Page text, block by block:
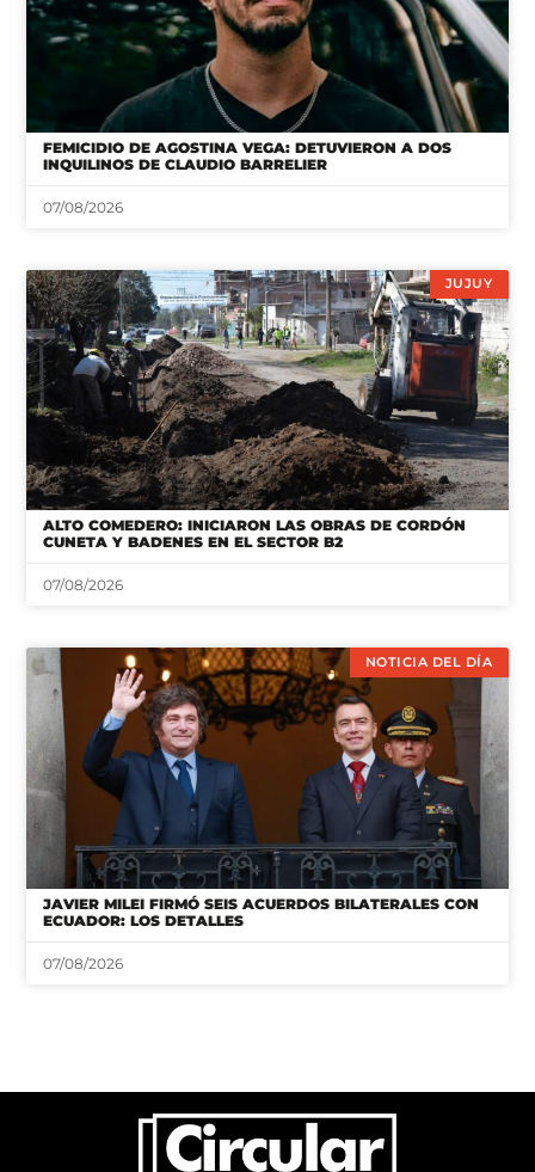
FEMICIDIO DE AGOSTINA VEGA: DETUVIERON A DOS
INQUILINOS DE CLAUDIO BARRELIER
07/08/2026
JUJUY
ALTO COMEDERO: INICIARON LAS OBRAS DE CORDÓN
CUNETA Y BADENES EN EL SECTOR B2
07/08/2026
NOTICIA DEL DÍA
JAVIER MILEI FIRMÓ SEIS ACUERDOS BILATERALES CON
ECUADOR: LOS DETALLES
07/08/2026